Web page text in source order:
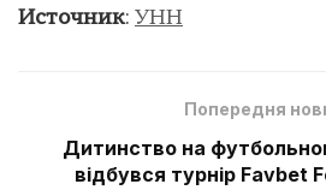
Источник: УНН
Попередня
Дитинство на
відбувся турнір Favbet